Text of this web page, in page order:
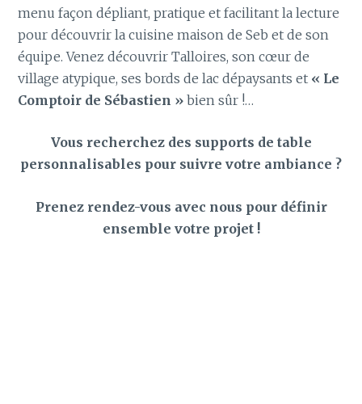
menu façon dépliant, pratique et facilitant la lecture
pour découvrir la cuisine maison de Seb et de son
équipe. Venez découvrir Talloires, son cœur de
village atypique, ses bords de lac dépaysants et « Le
Comptoir de Sébastien » bien sûr !…
Vous recherchez des supports de table
personnalisables pour suivre votre ambiance ?
Prenez rendez-vous avec nous pour définir
ensemble votre projet !